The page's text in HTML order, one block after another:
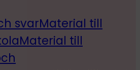
svarMaterial till
Material till